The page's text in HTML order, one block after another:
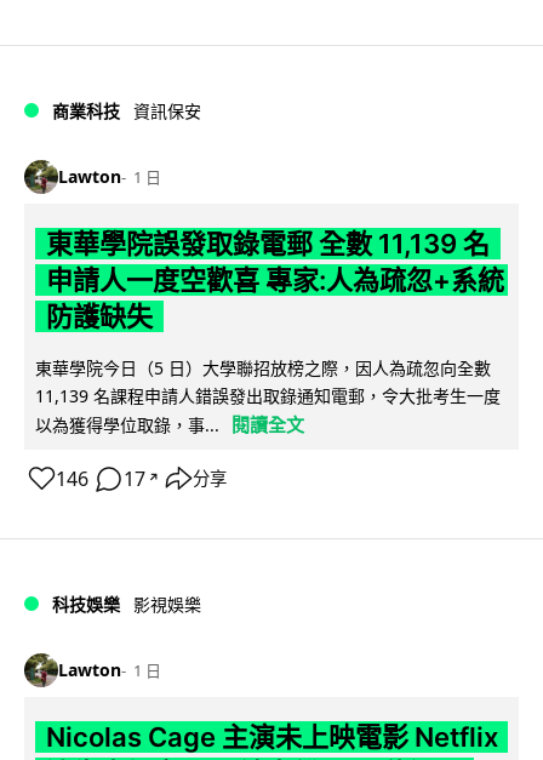
商業科技 資訊保安
Lawton 1 日
東華學院誤發取錄電郵 全數 11,139 名
申請人一度空歡喜 專家:人為疏忽+系統
防護缺失
東華學院今日（5 日）大學聯招放榜之際，因人為疏忽向全數
11,139 名課程申請人錯誤發出取錄通知電郵，令大批考生一度
以為獲得學位取錄，事...
閱讀全文
146 17 ↗ 分享
科技娛樂 影視娛樂
Lawton 1 日
Nicolas Cage 主演未上映電影 Netflix